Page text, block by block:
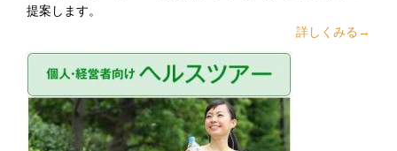
提案します。
詳しくみる→